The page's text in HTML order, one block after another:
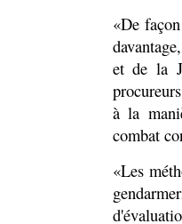
«De
et de la
à la
combat
«Les